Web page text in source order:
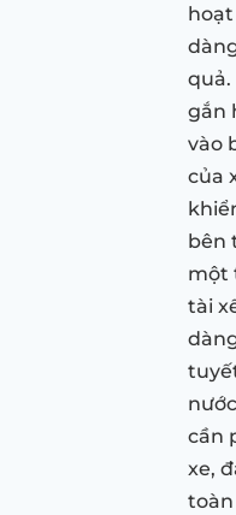
quả.
gắn
vào
của
bên
một
tài
cần
xe,
toàn